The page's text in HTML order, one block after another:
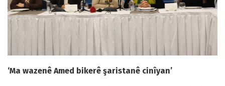
‘Ma wazenê Amed bikerê şaristanê cinîyan’